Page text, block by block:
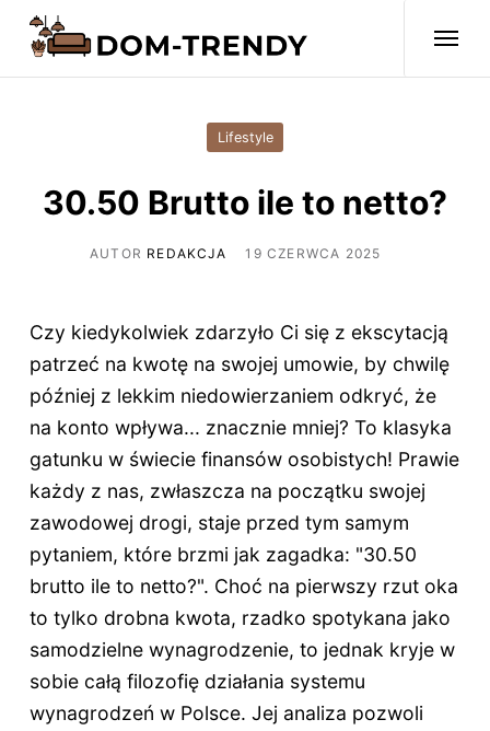
Lifestyle
30.50 Brutto ile to netto?
AUTOR REDAKCJA 19 CZERWCA 2025
Czy kiedykolwiek zdarzyło Ci się z ekscytacją
patrzeć na kwotę na swojej umowie, by chwilę
później z lekkim niedowierzaniem odkryć, że
na konto wpływa... znacznie mniej? To klasyka
gatunku w świecie finansów osobistych! Prawie
każdy z nas, zwłaszcza na początku swojej
zawodowej drogi, staje przed tym samym
pytaniem, które brzmi jak zagadka: "30.50
brutto ile to netto?". Choć na pierwszy rzut oka
to tylko drobna kwota, rzadko spotykana jako
samodzielne wynagrodzenie, to jednak kryje w
sobie całą filozofię działania systemu
wynagrodzeń w Polsce. Jej analiza pozwoli